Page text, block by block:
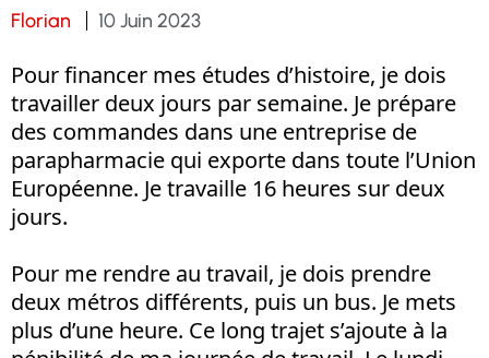
Florian 10 Juin 2023
Pour financer mes études d’histoire, je dois
travailler deux jours par semaine. Je prépare
des commandes dans une entreprise de
parapharmacie qui exporte dans toute l’Union
Européenne. Je travaille 16 heures sur deux
jours.
Pour me rendre au travail, je dois prendre
deux métros différents, puis un bus. Je mets
plus d’une heure. Ce long trajet s’ajoute à la